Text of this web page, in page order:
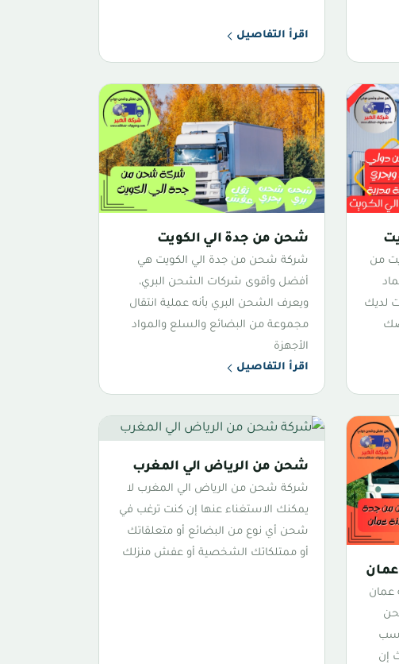
اقرأ التفاصيل
من
لديك
شحن من جدة الي الكويت
شركة شحن من جدة الي الكويت هي
أفضل وأقوى شركات الشحن البري،
ويعرف الشحن البري بأنه عملية انتقال
مجموعة من البضائع والسلع والمواد
الأجهزة
اقرأ التفاصيل
إن
شحن من الرياض الي المغرب
شركة شحن من الرياض الي المغرب لا
يمكنك الاستغناء عنها إن كنت ترغب في
شحن أي نوع من البضائع أو متعلقاتك
أو ممتلكاتك الشخصية أو عفش منزلك